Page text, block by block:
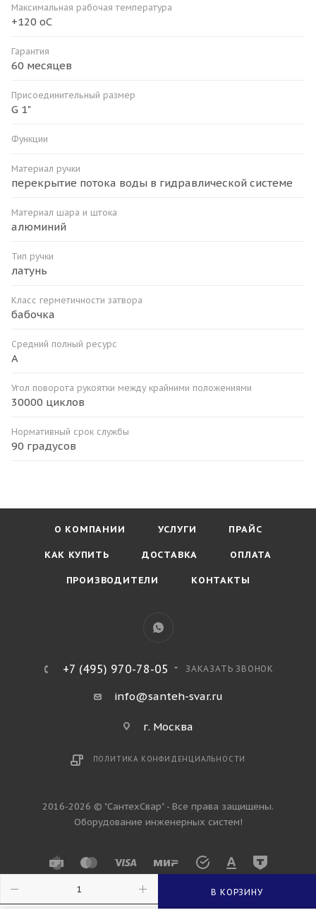
В КОРЗИНУ
Максимальная рабочая температура
+120 оС
Гарантия
60 месяцев
Присоединительный размер
G 1"
Функции
Материал ручки
перекрытие потока воды в гидравлической системе
Материал шара и штока
алюминий
Тип ручки
латунь
Класс герметичности затвора
бабочка
Средний полный ресурс
А
Угол поворота рукоятки между крайними положениями
30000 циклов
Нормативный срок службы
90 градусов
О КОМПАНИИ УСЛУГИ ПРАЙС
КАК КУПИТЬ ДОСТАВКА ОПЛАТА
ПРОИЗВОДИТЕЛИ КОНТАКТЫ
+7 (495) 970-78-05 ЗАКАЗАТЬ ЗВОНОК
info@santeh-svar.ru
г. Москва
ПОЛИТИКА КОНФИДЕНЦИАЛЬНОСТИ
2016-2026 © "СантехСвар" - Все права защищены.
Оборудование инженерных систем!